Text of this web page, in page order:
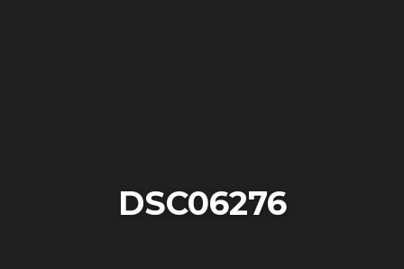
DSC06276